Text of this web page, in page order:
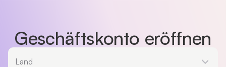
Geschäftskonto eröffnen
Land